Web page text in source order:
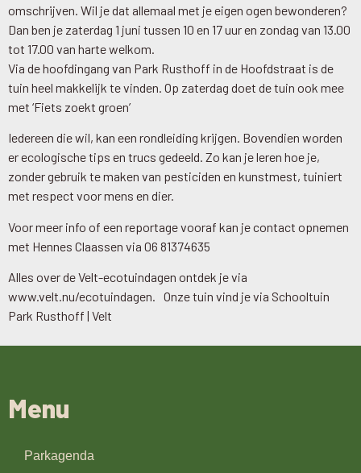
omschrijven. Wil je dat allemaal met je eigen ogen bewonderen?
Dan ben je zaterdag 1 juni tussen 10 en 17 uur en zondag van 13.00
tot 17.00 van harte welkom.
Via de hoofdingang van Park Rusthoff in de Hoofdstraat is de
tuin heel makkelijk te vinden. Op zaterdag doet de tuin ook mee
met ‘Fiets zoekt groen’
Iedereen die wil, kan een rondleiding krijgen. Bovendien worden
er ecologische tips en trucs gedeeld. Zo kan je leren hoe je,
zonder gebruik te maken van pesticiden en kunstmest, tuiniert
met respect voor mens en dier.
Voor meer info of een reportage vooraf kan je contact opnemen
met Hennes Claassen via 06 81374635
Alles over de Velt-ecotuindagen ontdek je via
www.velt.nu/ecotuindagen. Onze tuin vind je via Schooltuin
Park Rusthoff | Velt
Menu
Parkagenda